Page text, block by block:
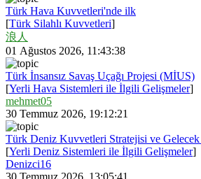
Türk Hava Kuvvetleri'nde ilk
[Türk Silahlı Kuvvetleri]
浪人
01 Ağustos 2026, 11:43:38
Türk İnsansız Savaş Uçağı Projesi (MİUS)
[Yerli Hava Sistemleri ile İlgili Gelişmeler]
mehmet05
30 Temmuz 2026, 19:12:21
Türk Deniz Kuvvetleri Stratejisi ve
[Yerli Deniz Sistemleri ile İlgili Gelişmeler]
Denizci16
30 Temmuz 2026, 13:05:41